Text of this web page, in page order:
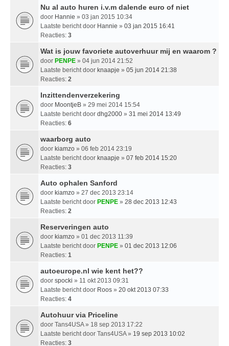
Nu al auto huren i.v.m dalende euro of niet
door Hannie » 03 jan 2015 10:34
Laatste bericht door Hannie » 03 jan 2015 16:41
Reacties: 3
Wat is jouw favoriete autoverhuur mij en waarom ?
door PENPE » 04 jun 2014 21:52
Laatste bericht door knaapje » 05 jun 2014 21:38
Reacties: 2
Inzittendenverzekering
door MoontjeB » 29 mei 2014 15:54
Laatste bericht door dhg2000 » 31 mei 2014 13:49
Reacties: 6
waarborg auto
door kiamzo » 06 feb 2014 23:19
Laatste bericht door knaapje » 07 feb 2014 15:20
Reacties: 3
Auto ophalen Sanford
door kiamzo » 27 dec 2013 23:14
Laatste bericht door PENPE » 28 dec 2013 12:43
Reacties: 2
Reserveringen auto
door kiamzo » 01 dec 2013 11:39
Laatste bericht door PENPE » 01 dec 2013 12:06
Reacties: 1
autoeurope.nl wie kent het??
door spocki » 11 okt 2013 09:31
Laatste bericht door Roos » 20 okt 2013 07:33
Reacties: 4
Autohuur via Priceline
door Tans4USA» 18 sep 2013 17:22
Laatste bericht door Tans4USA» 19 sep 2013 10:02
Reacties: 3